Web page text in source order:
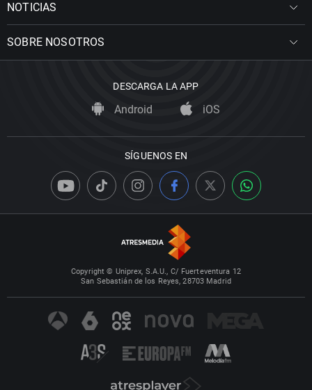
NOTICIAS
SOBRE NOSOTROS
DESCARGA LA APP
Android iOS
SÍGUENOS EN
Copyright © Uniprex, S.A.U., C/ Fuerteventura 12
San Sebastián de los Reyes, 28703 Madrid